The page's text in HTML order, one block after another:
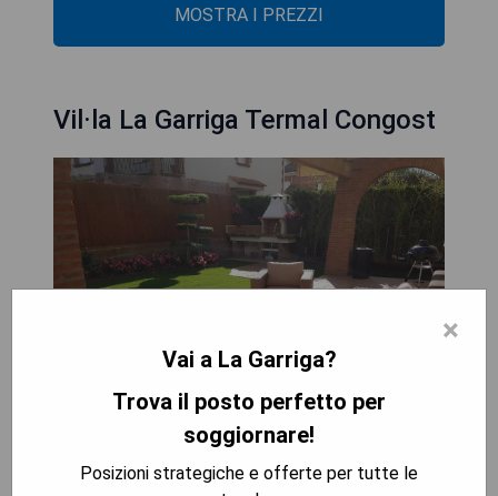
MOSTRA I PREZZI
Vil·la La Garriga Termal Congost
Die Vil·la La Garriga Termal Congost bietet einen
×
Vai a La Garriga?
Trova il posto perfetto per
soggiornare!
Posizioni strategiche e offerte per tutte le